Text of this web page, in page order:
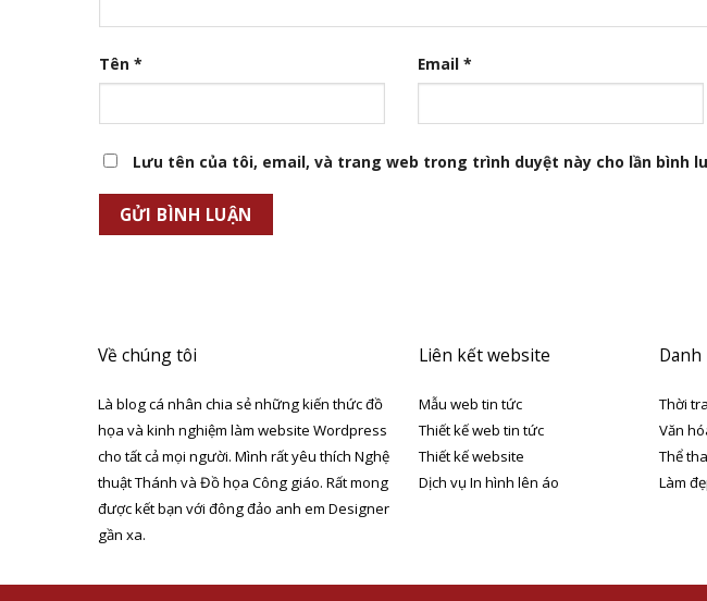
Tên * Email *
Lưu tên của tôi, email, và trang web trong trình duyệt này cho lần bình
Về chúng tôi
Là blog cá nhân chia sẻ những kiến thức đồ
họa và kinh nghiệm làm website Wordpress
cho tất cả mọi người. Mình rất yêu thích Nghệ
thuật Thánh và Đồ họa Công giáo. Rất mong
được kết bạn với đông đảo anh em Designer
gần xa.
Liên kết website
Mẫu web tin tức
Thiết kế web tin tức
Thiết kế website
Dịch vụ In hình lên áo
Thời
Văn
Thể
Làm